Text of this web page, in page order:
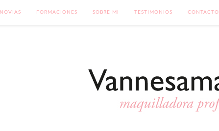
NOVIAS FORMACIONES SOBRE MI TESTIMONIOS CONTACTO